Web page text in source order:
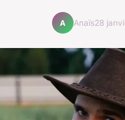
A Anaïs28